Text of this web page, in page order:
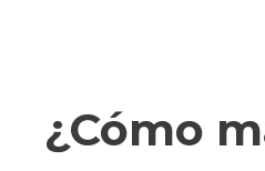
¿Cómo